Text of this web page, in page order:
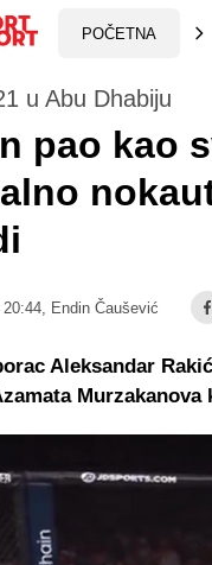
POČETNA
u Abu Dhabiju
pao kao
Endin Čaušević
Aleksandar